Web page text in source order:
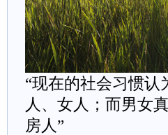
“现在的社会习惯
人、女人；而男女
房人 ”